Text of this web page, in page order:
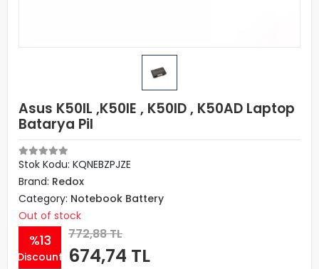
Asus K50IL ,K50IE , K50ID , K50AD Laptop
Batarya Pil
Stok Kodu: KQNEBZPJZE
Brand: Redox
Category: Notebook Battery
Out of stock
%13
Discount
772,88 TL
674,74 TL